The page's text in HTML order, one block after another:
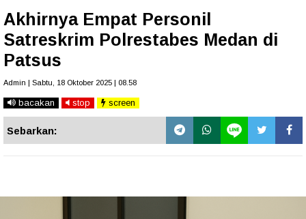
Akhirnya Empat Personil
Satreskrim Polrestabes Medan di
Patsus
Admin | Sabtu, 18 Oktober 2025 | 08.58
bacakan stop screen
Sebarkan: